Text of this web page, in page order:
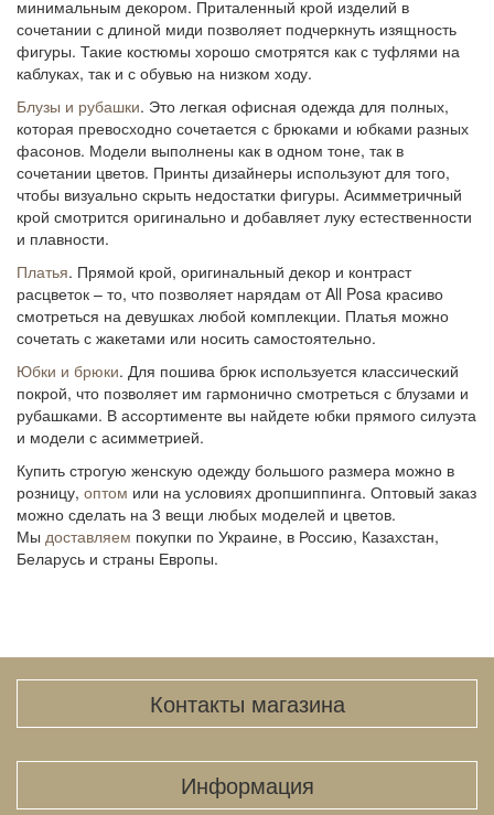
минимальным декором. Приталенный крой изделий в
сочетании с длиной миди позволяет подчеркнуть изящность
фигуры. Такие костюмы хорошо смотрятся как с туфлями на
каблуках, так и с обувью на низком ходу.
Блузы и рубашки. Это легкая офисная одежда для полных,
которая превосходно сочетается с брюками и юбками разных
фасонов. Модели выполнены как в одном тоне, так в
сочетании цветов. Принты дизайнеры используют для того,
чтобы визуально скрыть недостатки фигуры. Асимметричный
крой смотрится оригинально и добавляет луку естественности
и плавности.
Платья. Прямой крой, оригинальный декор и контраст
расцветок – то, что позволяет нарядам от All Posa красиво
смотреться на девушках любой комплекции. Платья можно
сочетать с жакетами или носить самостоятельно.
Юбки и брюки. Для пошива брюк используется классический
покрой, что позволяет им гармонично смотреться с блузами и
рубашками. В ассортименте вы найдете юбки прямого силуэта
и модели с асимметрией.
Купить строгую женскую одежду большого размера можно в
розницу, оптом или на условиях дропшиппинга. Оптовый заказ
можно сделать на 3 вещи любых моделей и цветов.
Мы доставляем покупки по Украине, в Россию, Казахстан,
Беларусь и страны Европы.
Контакты магазина
Информация